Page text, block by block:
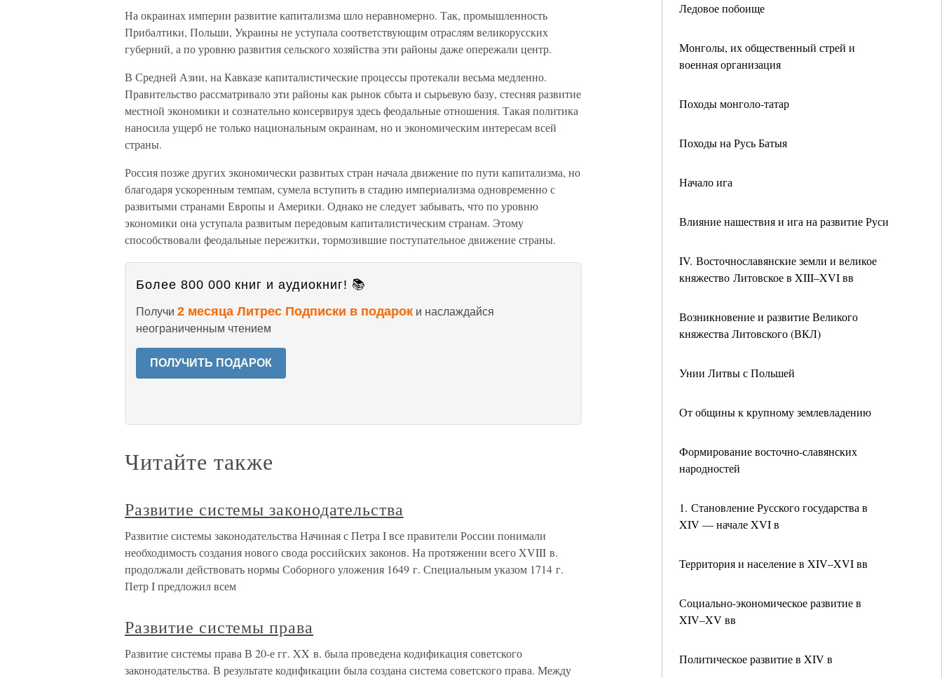
Ледовое побоище
Монголы, их общественный стрей и
военная организация
Походы монголо-татар
Походы на Русь Батыя
Начало ига
Влияние нашествия и ига на развитие Руси
IV. Восточнославянские земли и великое
княжество Литовское в XIII–XVI вв
Возникновение и развитие Великого
княжества Литовского (ВКЛ)
Унии Литвы с Польшей
От общины к крупному землевладению
Формирование восточно-славянских
народностей
1. Становление Русского государства в
XIV — начале XVI в
Территория и население в XIV–XVI вв
Социально-экономическое развитие в
XIV–XV вв
Политическое развитие в XIV в
На окраинах империи развитие капитализма шло неравномерно. Так, промышленность
Прибалтики, Польши, Украины не уступала соответствующим отраслям великорусских
губерний, а по уровню развития сельского хозяйства эти районы даже опережали центр.
В Средней Азии, на Кавказе капиталистические процессы протекали весьма медленно.
Правительство рассматривало эти районы как рынок сбыта и сырьевую базу, стесняя развитие
местной экономики и сознательно консервируя здесь феодальные отношения. Такая политика
наносила ущерб не только национальным окраинам, но и экономическим интересам всей
страны.
Россия позже других экономически развитых стран начала движение по пути капитализма, но
благодаря ускоренным темпам, сумела вступить в стадию империализма одновременно с
развитыми странами Европы и Америки. Однако не следует забывать, что по уровню
экономики она уступала развитым передовым капиталистическим странам. Этому
способствовали феодальные пережитки, тормозившие поступательное движение страны.
Более 800 000 книг и аудиокниг! 📚
Получи 2 месяца Литрес Подписки в подарок и наслаждайся
неограниченным чтением
ПОЛУЧИТЬ ПОДАРОК
Читайте также
Развитие системы законодательства
Развитие системы законодательства Начиная с Петра I все правители России понимали
необходимость создания нового свода российских законов. На протяжении всего XVIII в.
продолжали действовать нормы Соборного уложения 1649 г. Специальным указом 1714 г.
Петр I предложил всем
Развитие системы права
Развитие системы права В 20-е гг. XX в. была проведена кодификация советского
законодательства. В результате кодификации была создана система советского права. Между